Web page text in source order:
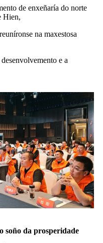
de enxeñaría do norte
Hien,
na maxestosa
e a
soño da prosperidade